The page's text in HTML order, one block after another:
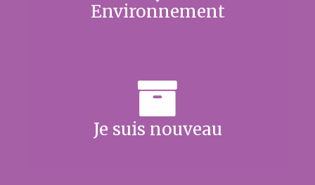
Environnement
Je suis nouveau